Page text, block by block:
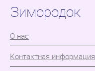
Зимородок
О нас
Контактная информация